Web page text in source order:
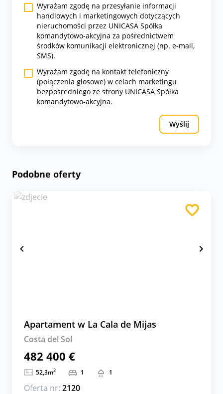
Wyrażam zgodę na przesyłanie informacji
handlowych i marketingowych dotyczących
nieruchomości przez UNICASA Spółka
komandytowo-akcyjna za pośrednictwem
środków komunikacji elektronicznej (np. e-mail,
SMS).
Wyrażam zgodę na kontakt telefoniczny
(połączenia głosowe) w celach marketingu
bezpośredniego ze strony UNICASA Spółka
komandytowo-akcyjna.
Wyślij
Podobne oferty
Apartament w La Cala de Mijas
Costa del Sol
482 400 €
52,3m2 1 1
Oferta nr: 2120